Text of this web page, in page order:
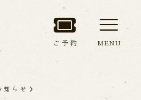
ご予約 MENU
知らせ